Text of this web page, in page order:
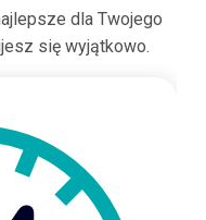
dla Twojego
się wyjątkowo.